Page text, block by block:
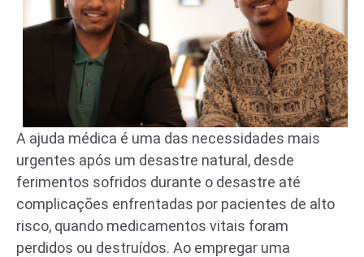
A ajuda médica é uma das necessidades mais
urgentes após um desastre natural, desde
ferimentos sofridos durante o desastre até
complicações enfrentadas por pacientes de alto
risco, quando medicamentos vitais foram
perdidos ou destruídos. Ao empregar uma